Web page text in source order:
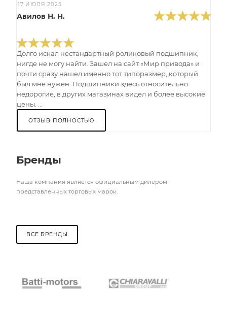
17 ИЮЛЯ 2025
Авилов Н. Н.
Долго искал нестандартный роликовый подшипник,
нигде не могу найти. Зашел на сайт «Мир привода» и
почти сразу нашел именно тот типоразмер, который
был мне нужен. Подшипники здесь относительно
недорогие, в других магазинах видел и более высокие
цены. ...
ОТЗЫВ ПОЛНОСТЬЮ
Бренды
Наша компания является официальным дилером
представленных торговых марок.
ВСЕ БРЕНДЫ